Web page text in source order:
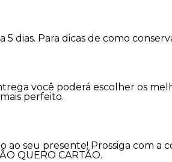
dias. Para dicas de como
você poderá escolher os
perfeito.
seu presente! Prossiga com a
QUERO CARTÃO.